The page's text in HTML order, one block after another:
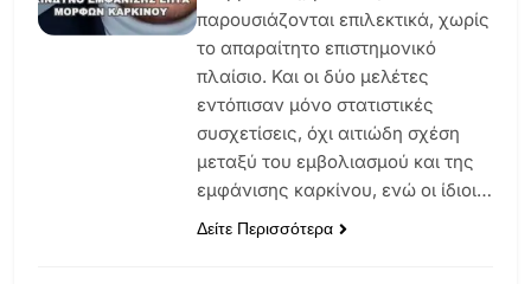
παρουσιάζονται επιλεκτικά, χωρίς
το απαραίτητο επιστημονικό
πλαίσιο. Και οι δύο μελέτες
εντόπισαν μόνο στατιστικές
συσχετίσεις, όχι αιτιώδη σχέση
μεταξύ του εμβολιασμού και της
εμφάνισης καρκίνου, ενώ οι ίδιοι…
Δείτε Περισσότερα